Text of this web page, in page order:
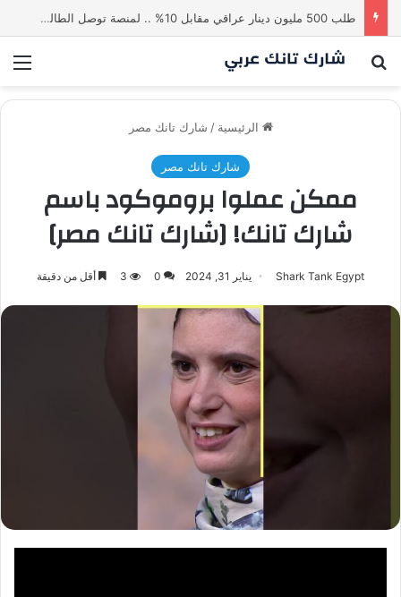
طلب 500 مليون دينار عراقي مقابل 10% .. لمنصة توصل الطالب بالاستاذ | شارك تانك العراق
بحث عن
الرئيسية / شارك تانك مصر
شارك تانك مصر
ممكن عملوا بروموكود باسم
شارك تانك! [شارك تانك مصر]
Shark Tank Egypt يناير 31, 2024 0
3 أقل من دقيقة